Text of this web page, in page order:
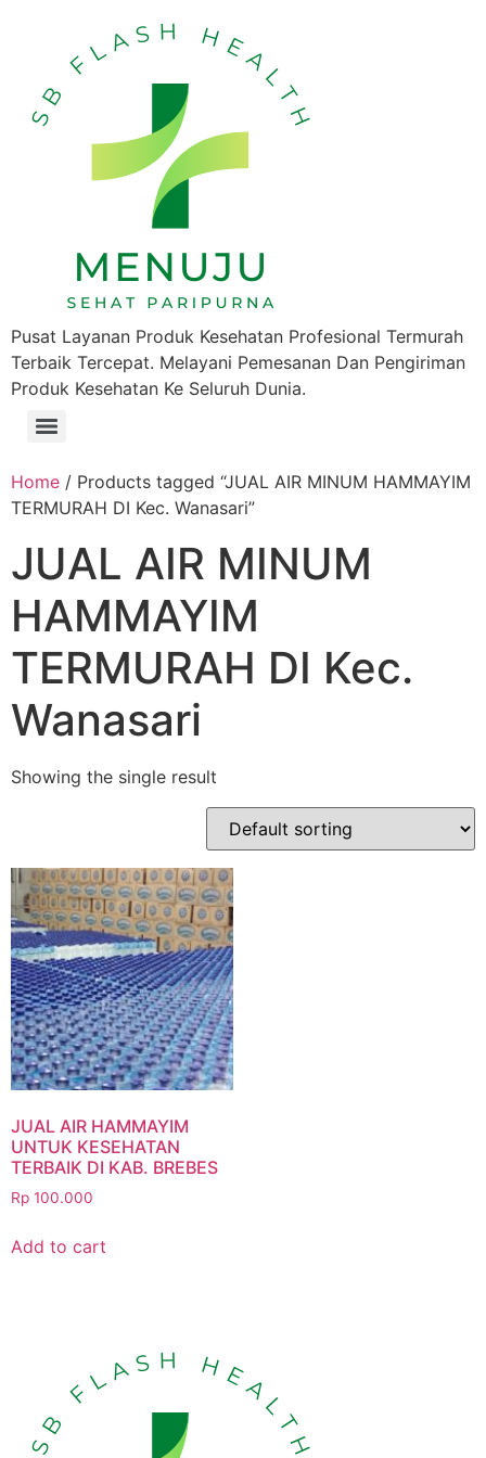
Pusat Layanan Produk Kesehatan Profesional Termurah
Terbaik Tercepat. Melayani Pemesanan Dan Pengiriman
Produk Kesehatan Ke Seluruh Dunia.
Home / Products tagged “JUAL AIR MINUM HAMMAYIM
TERMURAH DI Kec. Wanasari”
JUAL AIR MINUM
HAMMAYIM
TERMURAH DI Kec.
Wanasari
Showing the single result
JUAL AIR HAMMAYIM
UNTUK KESEHATAN
TERBAIK DI KAB. BREBES
Rp 100.000
Add to cart